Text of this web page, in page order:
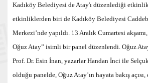
Kadıköy Belediyesi de Atay'ı düzenlediği
etkinliklerden biri de Kadıköy Belediyesi
Merkezi’nde yapıldı. 13 Aralık Cumartesi
Oğuz Atay” isimli bir panel düzenlendi. Oğuz
Prof. Dr. Esin İnan, yazarlar Handan İnci ile Selçuk
olduğu panelde, Oğuz Atay’ın hayata bakış açısı,